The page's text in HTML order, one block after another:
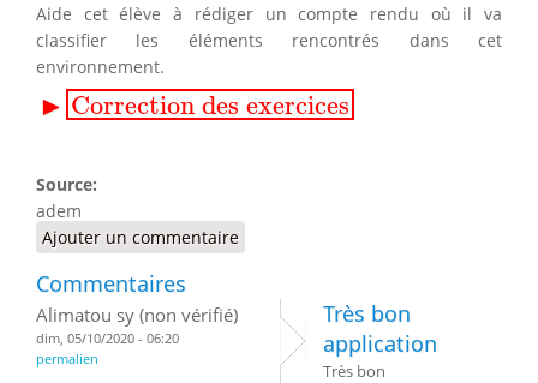
Aide cet élève à rédiger un compte rendu où il va
classifier les éléments rencontrés dans cet
environnement.
▶ Correction des exercices
Correction des exercices
Source:
adem
Ajouter un commentaire
Commentaires
Alimatou sy (non vérifié)
dim, 05/10/2020 - 06:20
permalien
Très bon
application
Très bon